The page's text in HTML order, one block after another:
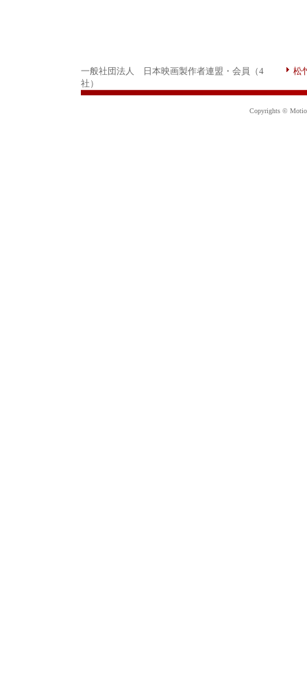
一般社団法人 日本映画製作者連盟・会員（4
社）
松
Copyrights ©